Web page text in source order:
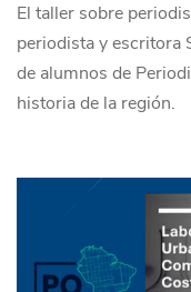
El taller sobre
periodista y escritora
de alumnos de
historia de la región.